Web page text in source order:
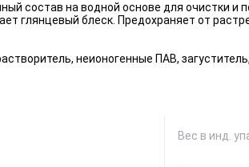
состав на водной основе для очистки и
глянцевый блеск. Предохраняет от
неионогенные ПАВ,
Вес в инд.